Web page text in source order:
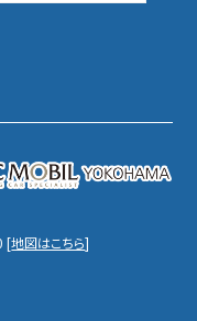
[地図はこちら]